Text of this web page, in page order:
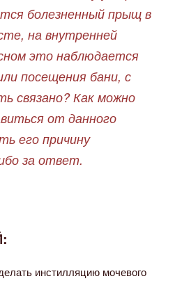
болезненный прыщ в
на внутренней
это наблюдается
посещения бани, с
связано? Как можно
от данного
его причину
за ответ.
инстилляцию мочевого